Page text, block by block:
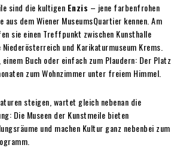
sind die kultigen Enzis – jene farbenfrohen
aus dem Wiener MuseumsQuartier kennen. Am
sie einen Treffpunkt zwischen Kunsthalle
und Karikaturmuseum Krems.
Buch oder einfach zum Plaudern: Der Platz
zum Wohnzimmer unter freiem Himmel.
steigen, wartet gleich nebenan die
Die Museen der Kunstmeile bieten
und machen Kultur ganz nebenbei zum